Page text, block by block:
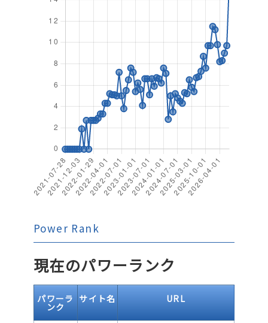
Power Rank
現在のパワーランク
パワーラ
ンク
サイト名 URL